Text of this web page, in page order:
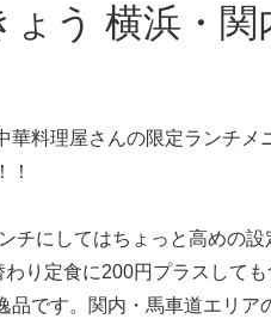
ょう 横浜・関
華料理屋さんの限定ランチメ
！
チにしてはちょっと高めの設
り定食に200円プラスして
品です。関内・馬車道エリア